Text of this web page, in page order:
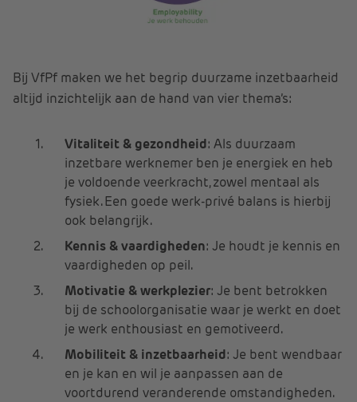
Bij VfPf maken we het begrip duurzame inzetbaarheid
altijd inzichtelijk aan de hand van vier thema’s:
Vitaliteit & gezondheid: Als duurzaam
inzetbare werknemer ben je energiek en heb
je voldoende veerkracht, zowel mentaal als
fysiek. Een goede werk-privé balans is hierbij
ook belangrijk.
Kennis & vaardigheden: Je houdt je kennis en
vaardigheden op peil.
Motivatie & werkplezier: Je bent betrokken
bij de schoolorganisatie waar je werkt en doet
je werk enthousiast en gemotiveerd.
Mobiliteit & inzetbaarheid: Je bent wendbaar
en je kan en wil je aanpassen aan de
voortdurend veranderende omstandigheden.